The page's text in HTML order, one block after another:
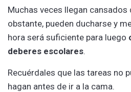
Muchas veces llegan cansados
obstante, pueden ducharse y
hora será suficiente para luego
deberes escolares.
Recuérdales que las tareas no
hagan antes de ir a la cama.